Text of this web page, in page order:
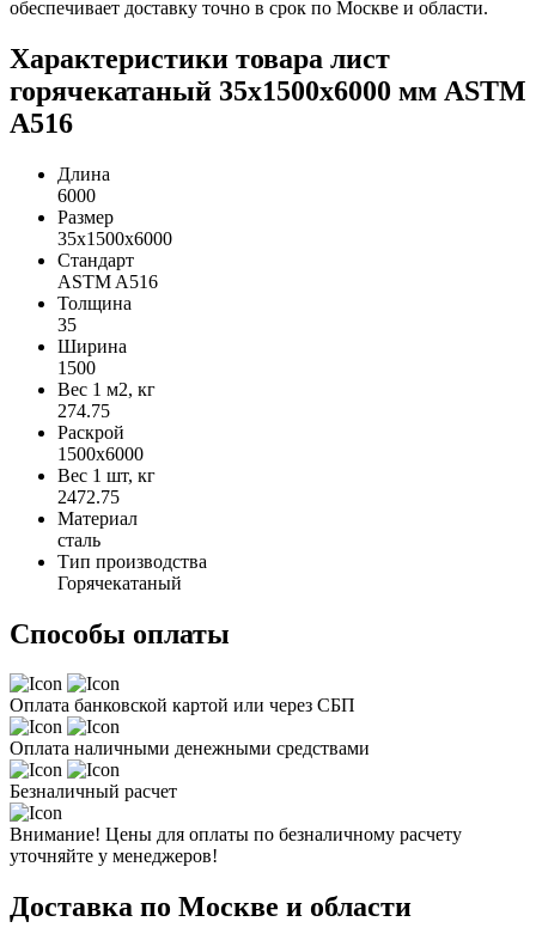
обеспечивает доставку точно в срок по Москве и области.
Характеристики товара лист
горячекатаный 35х1500х6000 мм ASTM
A516
Длина
6000
Размер
35х1500х6000
Стандарт
ASTM A516
Толщина
35
Ширина
1500
Вес 1 м2, кг
274.75
Раскрой
1500х6000
Вес 1 шт, кг
2472.75
Материал
сталь
Тип производства
Горячекатаный
Способы оплаты
Оплата банковской картой или через СБП
Оплата наличными денежными средствами
Безналичный расчет
Внимание! Цены для оплаты по безналичному расчету
уточняйте у менеджеров!
Доставка по Москве и области